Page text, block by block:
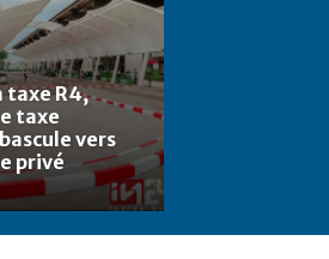
taxe R4,
taxe
vers
privé